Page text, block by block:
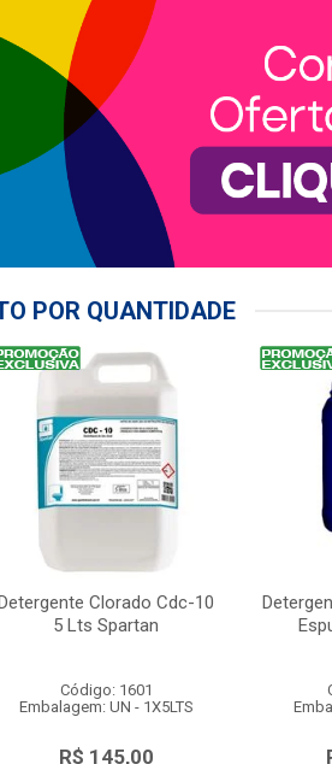
POR QUANTIDADE
Clorado Cdc-10
5 Lts Spartan
Código: 1601
Embalagem: UN - 1X5LTS
R$ 145,00